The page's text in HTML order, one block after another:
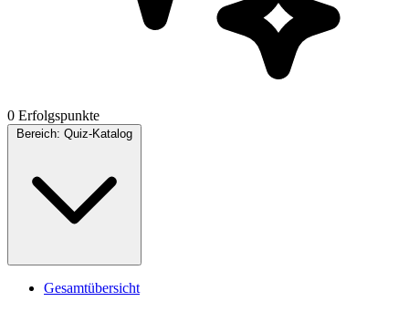
0 Erfolgspunkte
Bereich: Quiz-Katalog
Gesamtübersicht